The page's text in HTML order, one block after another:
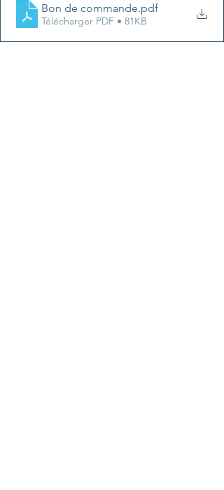
Bon de commande.pdf
Télécharger PDF • 81KB